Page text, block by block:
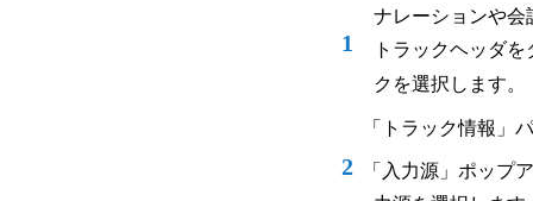
ナレーションや会
1
トラックヘッダ
クを選択します。
「トラック情報」
2
「入力源」ポップ